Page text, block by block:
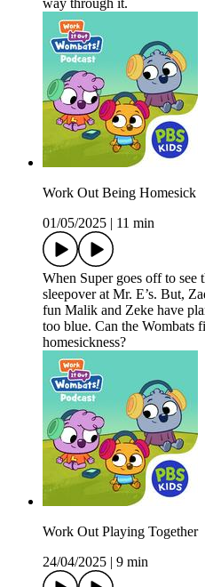
way through it.
Work Out Being Homesick
01/05/2025
11 min
When Super goes off to see
sleepover at Mr. E’s. But,
fun Malik and Zeke have
too blue. Can the Wombats
homesickness?
Work Out Playing Together
24/04/2025
9 min